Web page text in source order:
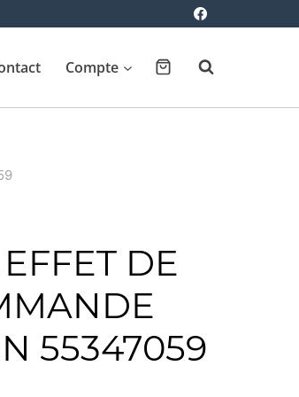
Compte
DE
55347059